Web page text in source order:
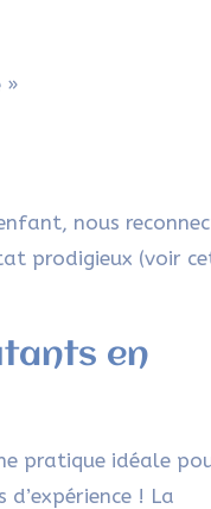
»
nous
prodigieux (voir
en
pratique idéale
! La